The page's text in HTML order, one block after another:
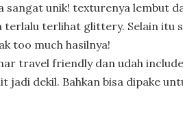
sangat unik! texturenya lembut
terlalu terlihat glittery. Selain itu
too much hasilnya!
travel friendly dan udah
jadi dekil. Bahkan bisa dipake